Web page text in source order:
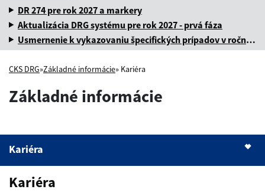
DR 274 pre rok 2027 a markery
Aktualizácia DRG systému pre rok 2027 - prvá fáza
Usmernenie k vykazovaniu špecifických prípadov v ročnej dávke za rok 2025
CKS DRG»Základné informácie» Kariéra
Základné informácie
Kariéra
Základné informácie
Kariéra